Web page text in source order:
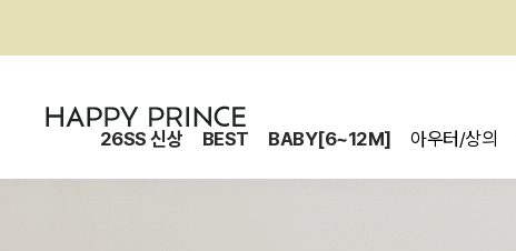
26SS 신상 BEST BABY[6~12M] 아우터/상의